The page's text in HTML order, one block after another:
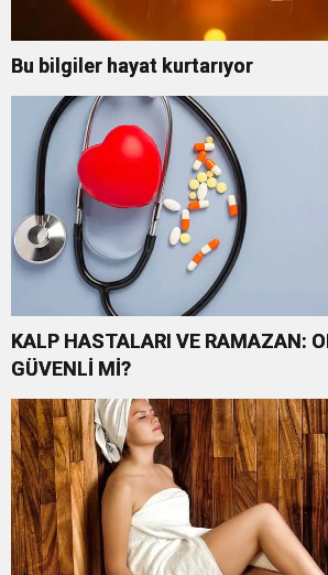
Bu bilgiler hayat kurtarıyor
KALP HASTALARI VE RAMAZAN:
GÜVENLİ Mİ?